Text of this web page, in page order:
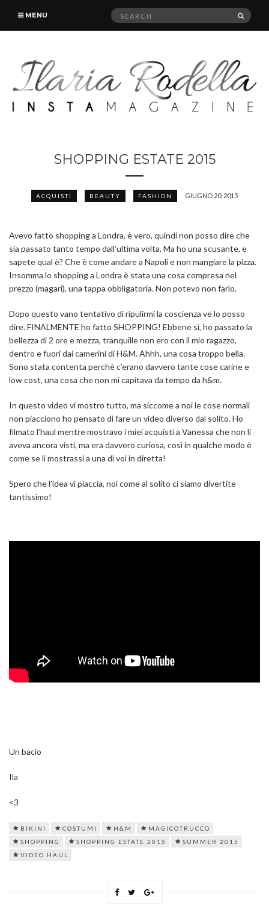
MENU
Search
SHOPPING ESTATE 2015
ACQUISTI BEAUTY FASHION GIUGNO 20, 2015
Avevo fatto shopping a Londra, è vero, quindi non posso dire che
sia passato tanto tempo dall’ultima volta. Ma ho una scusante, e
sapete qual è? Che è come andare a Napoli e non mangiare la pizza.
Insomma lo shopping a Londra è stata una cosa compresa nel
prezzo (magari), una tappa obbligatoria. Non potevo non farlo.
Dopo questo vano tentativo di ripulirmi la coscienza ve lo posso
dire. FINALMENTE ho fatto SHOPPING! Ebbene sì, ho passato la
bellezza di 2 ore e mezza, tranquille non ero con il mio ragazzo,
dentro e fuori dai camerini di H&M. Ahhh, una cosa troppo bella.
Sono stata contenta perchè c’erano davvero tante cose carine e
low cost, una cosa che non mi capitava da tempo da h&m.
In questo video vi mostro tutto, ma siccome a noi le cose normali
non piacciono ho pensato di fare un video diverso dal solito. Ho
filmato l’haul mentre mostravo i miei acquisti a Vanessa che non li
aveva ancora visti, ma era davvero curiosa, così in qualche modo è
come se li mostrassi a una di voi in diretta!
Spero che l’idea vi piaccia, noi come al solito ci siamo divertite
tantissimo!
Un bacio
Ila
<3
BIKINI COSTUMI H&M
MAGICOTRUCCO
SHOPPING
SHOPPING ESTATE 2015
SUMMER 2015
VIDEO HAUL